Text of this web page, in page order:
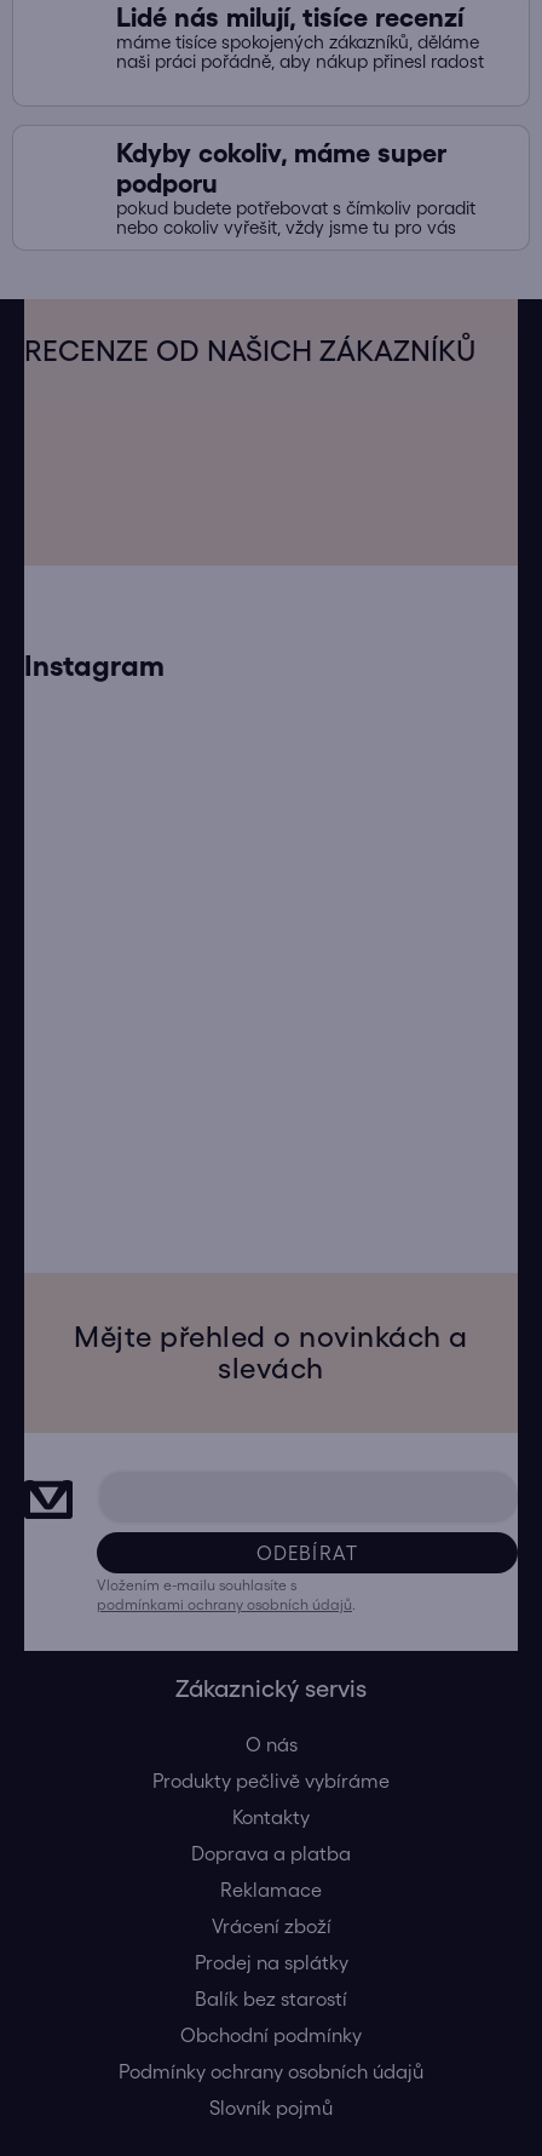
Lidé nás milují, tisíce recenzí
máme tisíce spokojených zákazníků, děláme
naši práci pořádně, aby nákup přinesl radost
Kdyby cokoliv, máme super
podporu
pokud budete potřebovat s čímkoliv poradit
nebo cokoliv vyřešit, vždy jsme tu pro vás
RECENZE OD NAŠICH ZÁKAZNÍKŮ
Instagram
Mějte přehled o novinkách a
slevách
ODEBÍRAT
Vložením e-mailu souhlasíte s
podmínkami ochrany osobních údajů
Zákaznický servis
O nás
Produkty pečlivě vybíráme
Kontakty
Doprava a platba
Reklamace
Vrácení zboží
Prodej na splátky
Balík bez starostí
Obchodní podmínky
Podmínky ochrany osobních údajů
Slovník pojmů